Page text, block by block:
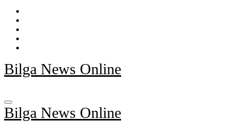
Bilga News Online
Bilga News Online